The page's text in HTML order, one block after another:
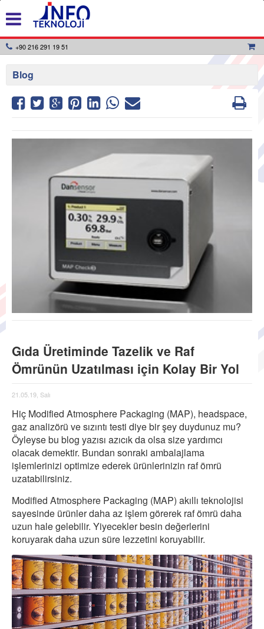
+90 216 291 19 51
Blog
Gıda Üretiminde Tazelik ve Raf
Ömrünün Uzatılması için Kolay Bir Yol
21.05.19, Salı
Hiç Modified Atmosphere Packaging (MAP), headspace,
gaz analizörü ve sızıntı testi diye bir şey duydunuz mu?
Öyleyse bu blog yazısı azıcık da olsa size yardımcı
olacak demektir. Bundan sonraki ambalajlama
işlemlerinizi optimize ederek ürünlerinizin raf ömrü
uzatabilirsiniz.
Modified Atmosphere Packaging (MAP) akıllı teknolojisi
sayesinde ürünler daha az işlem görerek raf ömrü daha
uzun hale gelebilir. Yiyecekler besin değerlerini
koruyarak daha uzun süre lezzetini koruyabilir.